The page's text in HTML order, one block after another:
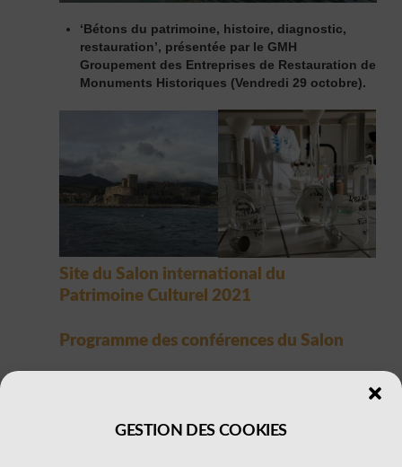
GESTION DES COOKIES
‘Bétons du patrimoine, histoire, diagnostic,
restauration’, présentée par le GMH
Groupement des Entreprises de Restauration de
Monuments Historiques (Vendredi 29 octobre).
Site du Salon international du
Patrimoine Culturel 2021
Programme des conférences du Salon